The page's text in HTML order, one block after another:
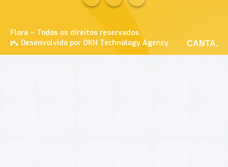
Flora – Todos os direitos reservados.
Desenvolvido por OKN Technology Agency
CANTA.